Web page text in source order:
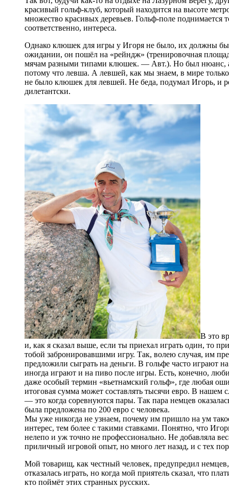
красивый гольф-клуб, который находится на высоте
множество красивых деревьев. Гольф-поле поднимается
соответственно, интереса.
Однако клюшек для игры у Игоря не было, их должны
ожидании, он пошёл на «рейндж» (тренировочная
мячам разными типами клюшек. — Авт.). Но был нюанс, а
потому что левша. А левшей, как мы знаем, в мире
не было клюшек для левшей. Не беда, подумал Игорь, и
дилетантски.
В это
и, как я сказал выше, если ты приехал играть один, то
тобой забронировавшими игру. Так, волею случая, им
предложили сыграть на деньги. В гольфе часто играют
иногда играют и на пиво после игры. Есть, конечно,
даже особый термин «вьетнамский гольф», где любая
итоговая сумма может составлять тысячи евро. В
— это когда соревнуются пары. Так пара немцев
была предложена по 200 евро с человека.
Мы уже никогда не узнаем, почему им пришло на ум
интерес, тем более с такими ставками. Понятно, что
нелепо и уж точно не профессионально. Не добавляла
приличный игровой опыт, но много лет назад, и с тех
Мой товарищ, как честный человек, предупредил
отказалась играть, но когда мой приятель сказал, что
кто поймёт этих странных русских.